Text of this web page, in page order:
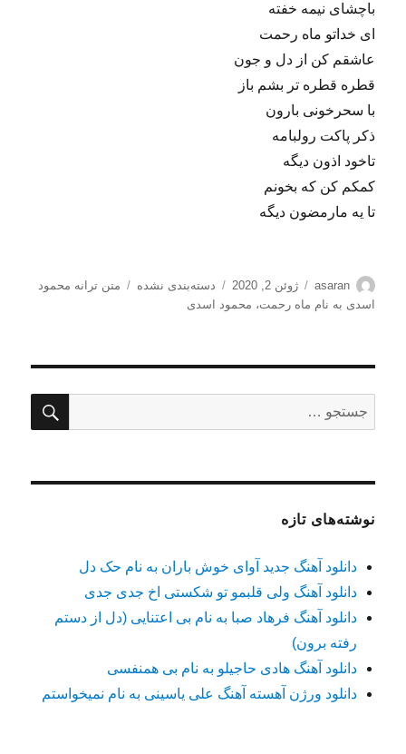
باچشای نیمه خفته
ای خداتو ماه رحمت
عاشقم کن از دل و جون
قطره قطره تر بشم باز
با سحرخونی بارون
ذکر پاکت رولبامه
تاخود اذون دیگه
کمکم کن که بخونم
تا یه مارمضون دیگه
نویسنده
asaran
ارسال
شده
ژوئن 2, 2020 دسته‌ها
دسته‌بندی نشده برچسب‌ها
متن ترانه محمود
اسدی به نام ماه رحمت، محمود اسدی
برای:
نوشته‌های تازه
دانلود آهنگ جدید آوای خوش باران به نام حک دل
دانلود آهنگ ولی قلبمو تو شکستی اخ جدی جدی
دانلود آهنگ فرهاد صبا به نام بی اعتنایی (دل از دستم
رفته برون)
دانلود آهنگ هادی حاجیلو به نام بی همنفسی
دانلود ورژن آهسته آهنگ علی یاسینی به نام نمیخواستم